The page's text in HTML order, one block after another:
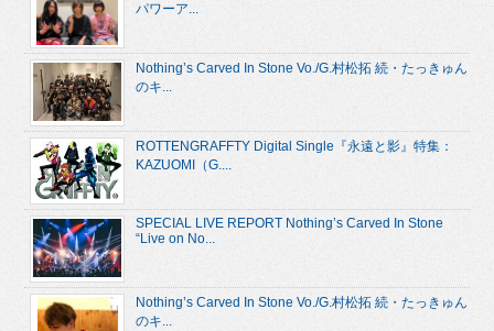
パワーア...
Nothing’s Carved In Stone Vo./G.村松拓 続・たっきゅん
のキ...
ROTTENGRAFFTY Digital Single『永遠と影』特集：
KAZUOMI（G....
SPECIAL LIVE REPORT Nothing’s Carved In Stone
“Live on No...
Nothing’s Carved In Stone Vo./G.村松拓 続・たっきゅん
のキ...